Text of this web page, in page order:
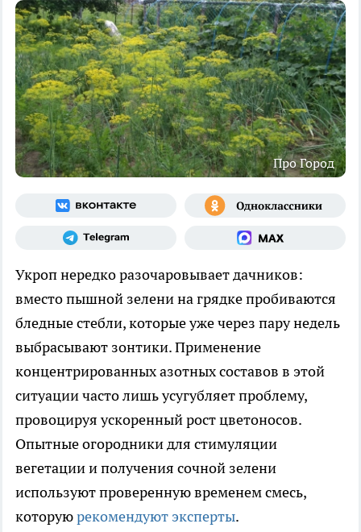
Про Город
Укроп нередко разочаровывает дачников:
вместо пышной зелени на грядке пробиваются
бледные стебли, которые уже через пару недель
выбрасывают зонтики. Применение
концентрированных азотных составов в этой
ситуации часто лишь усугубляет проблему,
провоцируя ускоренный рост цветоносов.
Опытные огородники для стимуляции
вегетации и получения сочной зелени
используют проверенную временем смесь,
которуюрекомендуют эксперты.